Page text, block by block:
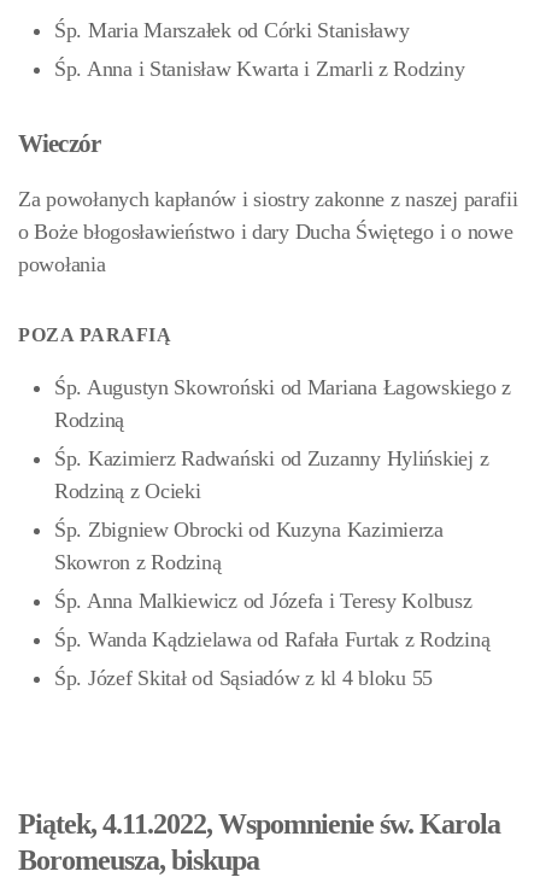
Śp. Maria Marszałek od Córki Stanisławy
Śp. Anna i Stanisław Kwarta i Zmarli z Rodziny
Wieczór
Za powołanych kapłanów i siostry zakonne z naszej parafii
o Boże błogosławieństwo i dary Ducha Świętego i o nowe
powołania
POZA PARAFIĄ
Śp. Augustyn Skowroński od Mariana Łagowskiego z
Rodziną
Śp. Kazimierz Radwański od Zuzanny Hylińskiej z
Rodziną z Ocieki
Śp. Zbigniew Obrocki od Kuzyna Kazimierza
Skowron z Rodziną
Śp. Anna Malkiewicz od Józefa i Teresy Kolbusz
Śp. Wanda Kądzielawa od Rafała Furtak z Rodziną
Śp. Józef Skitał od Sąsiadów z kl 4 bloku 55
Piątek, 4.11.2022, Wspomnienie św. Karola
Boromeusza, biskupa